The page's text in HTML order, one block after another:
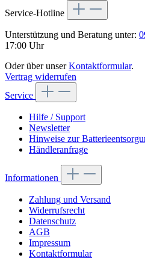
Service-Hotline
Unterstützung und Beratung unter:
17:00 Uhr
Oder über unserKontaktformular.
Vertrag widerrufen
Service
Hilfe / Support
Newsletter
Hinweise zur
Händleranfrage
Informationen
Zahlung und Versand
Widerrufsrecht
Datenschutz
AGB
Impressum
Kontaktformular